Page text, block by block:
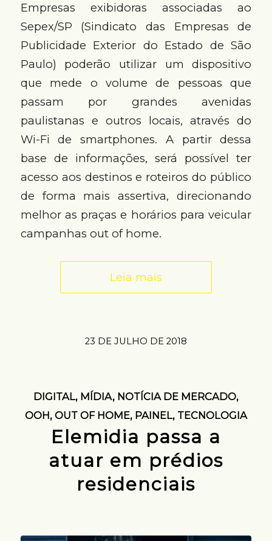
Empresas exibidoras associadas ao
Sepex/SP (Sindicato das Empresas de
Publicidade Exterior do Estado de São
Paulo) poderão utilizar um dispositivo
que mede o volume de pessoas que
passam por grandes avenidas
paulistanas e outros locais, através do
Wi-Fi de smartphones. A partir dessa
base de informações, será possível ter
acesso aos destinos e roteiros do público
de forma mais assertiva, direcionando
melhor as praças e horários para veicular
campanhas out of home.
Leia mais
23 DE JULHO DE 2018
DIGITAL, MÍDIA, NOTÍCIA DE MERCADO,
OOH, OUT OF HOME, PAINEL, TECNOLOGIA
Elemidia passa a
atuar em prédios
residenciais